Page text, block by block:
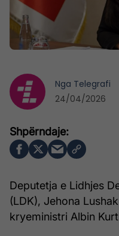
Deputetja e Lidhjes
(LDK), Jehona
kryeministri Albin
Nga Telegrafi
24/04/2026